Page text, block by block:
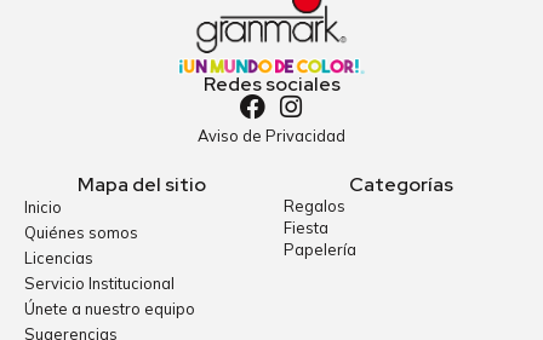
Redes sociales
Aviso de Privacidad
Mapa del sitio
Inicio
Quiénes somos
Licencias
Servicio Institucional
Únete a nuestro equipo
Sugerencias
Categorías
Regalos
Fiesta
Papelería